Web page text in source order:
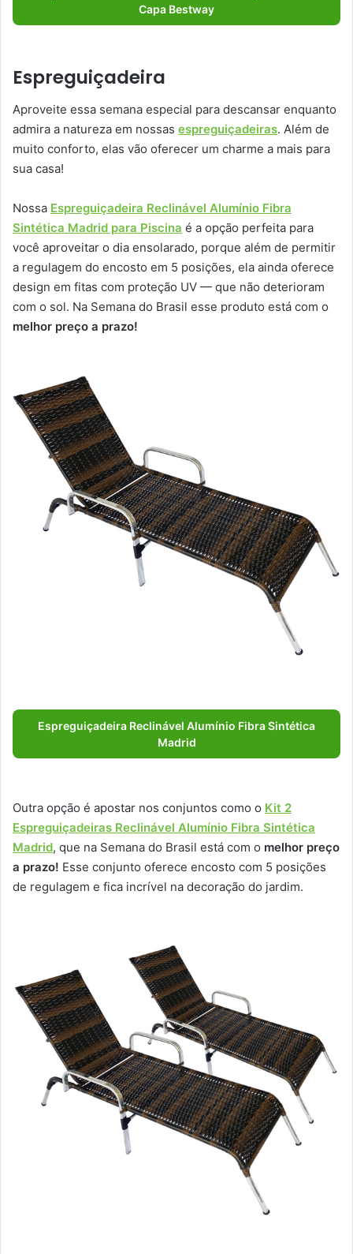
Capa Bestway
Espreguiçadeira
Aproveite essa semana especial para descansar enquanto
admira a natureza em nossas espreguiçadeiras. Além de
muito conforto, elas vão oferecer um charme a mais para
sua casa!
Nossa Espreguiçadeira Reclinável Alumínio Fibra
Sintética Madrid para Piscina é a opção perfeita para
você aproveitar o dia ensolarado, porque além de permitir
a regulagem do encosto em 5 posições, ela ainda oferece
design em fitas com proteção UV — que não deterioram
com o sol. Na Semana do Brasil esse produto está com o
melhor preço a prazo!
Espreguiçadeira Reclinável Alumínio Fibra Sintética
Madrid
Outra opção é apostar nos conjuntos como o Kit 2
Espreguiçadeiras Reclinável Alumínio Fibra Sintética
Madrid, que na Semana do Brasil está com o melhor preço
a prazo! Esse conjunto oferece encosto com 5 posições
de regulagem e fica incrível na decoração do jardim.